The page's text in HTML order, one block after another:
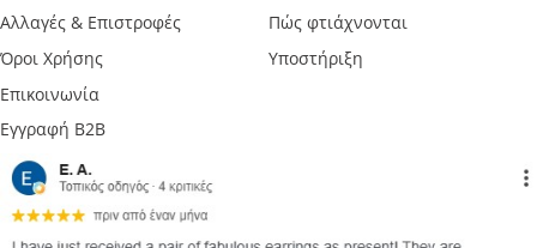
Αλλαγές & Επιστροφές
Όροι Χρήσης
Επικοινωνία
Εγγραφή B2B
Πώς φτιάχνονται
Υποστήριξη